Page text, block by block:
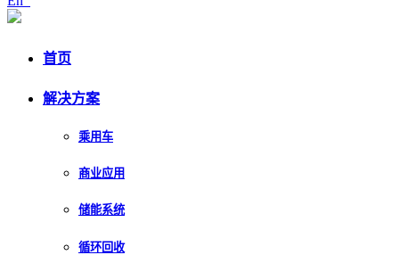
首页
解决方案
乘用车
商业应用
储能系统
循环回收